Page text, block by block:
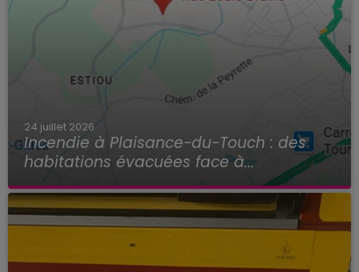
24 juillet 2026
Incendie à Plaisance-du-Touch : des
habitations évacuées face à...